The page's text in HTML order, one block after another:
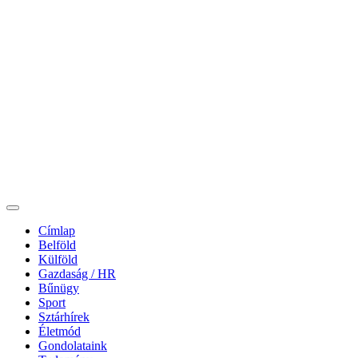
Címlap
Belföld
Külföld
Gazdaság / HR
Bűnügy
Sport
Sztárhírek
Életmód
Gondolataink